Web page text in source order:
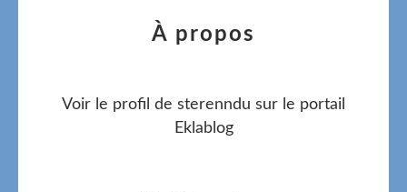
À propos
Voir le profil de sterenndu sur le portail
Eklablog